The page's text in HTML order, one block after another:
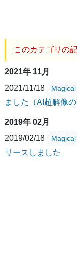
このカテゴリの
2021年 11月
2021/11/18
ました（AI超解像の
2019年 02月
2019/02/18
リースしました